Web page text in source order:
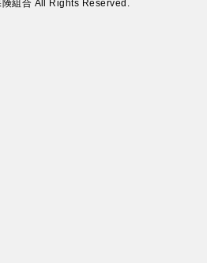
組合 All Rights Reserved.